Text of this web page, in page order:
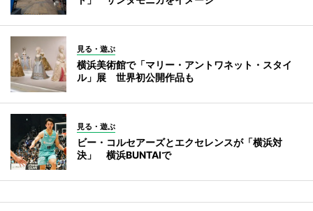
見る・遊ぶ
横浜美術館で「マリー・アントワネット・スタイ
ル」展 世界初公開作品も
見る・遊ぶ
ビー・コルセアーズとエクセレンスが「横浜対
決」 横浜BUNTAIで